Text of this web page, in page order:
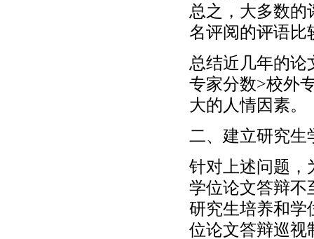
总之，大多数的
名评阅的评语比
总结近几年的论
专家分数>校外
大的人情因素。
二、建立研究生
针对上述问题，
学位论文答辩不
研究生培养和学
位论文答辩巡视